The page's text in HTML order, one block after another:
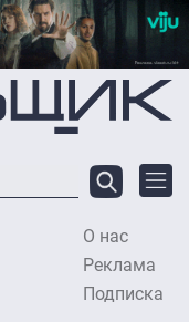
О нас
Реклама
Подписка